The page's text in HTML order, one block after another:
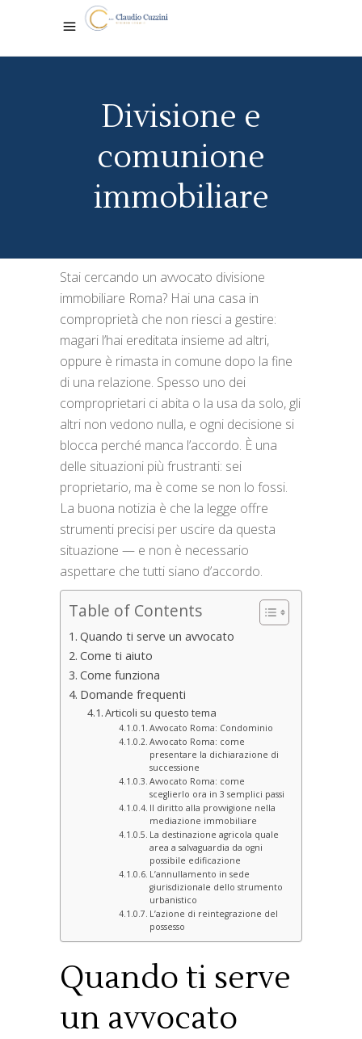
Divisione e
comunione
immobiliare
Stai cercando un avvocato divisione
immobiliare Roma? Hai una casa in
comproprietà che non riesci a gestire:
magari l’hai ereditata insieme ad altri,
oppure è rimasta in comune dopo la fine
di una relazione. Spesso uno dei
comproprietari ci abita o la usa da solo, gli
altri non vedono nulla, e ogni decisione si
blocca perché manca l’accordo. È una
delle situazioni più frustranti: sei
proprietario, ma è come se non lo fossi.
La buona notizia è che la legge offre
strumenti precisi per uscire da questa
situazione — e non è necessario
aspettare che tutti siano d’accordo.
Table of Contents
Quando ti serve un avvocato
Come ti aiuto
Come funziona
Domande frequenti
Articoli su questo tema
Avvocato Roma: Condominio
Avvocato Roma: come
presentare la dichiarazione di
successione
Avvocato Roma: come
sceglierlo ora in 3 semplici passi
Il diritto alla provvigione nella
mediazione immobiliare
La destinazione agricola quale
area a salvaguardia da ogni
possibile edificazione
L’annullamento in sede
giurisdizionale dello strumento
urbanistico
L’azione di reintegrazione del
possesso
Quando ti serve
un avvocato